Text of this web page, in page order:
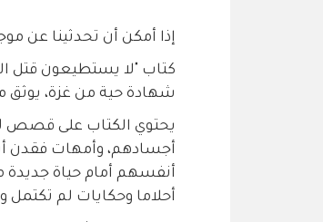
إذا أمكن أن تحدثينا عن
شهادة حية من غزة، يوثق
يحتوي الكتاب على قصص
أجسادهم، وأمهات فقدن
أنفسهم أمام حياة
أحلاما وحكايات لم تكتمل